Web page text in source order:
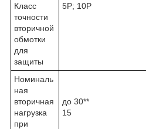
Класс
точности
вторичной
обмотки
для
защиты
5Р; 10Р
Номиналь
ная
вторичная
нагрузка
при
до 30**
15